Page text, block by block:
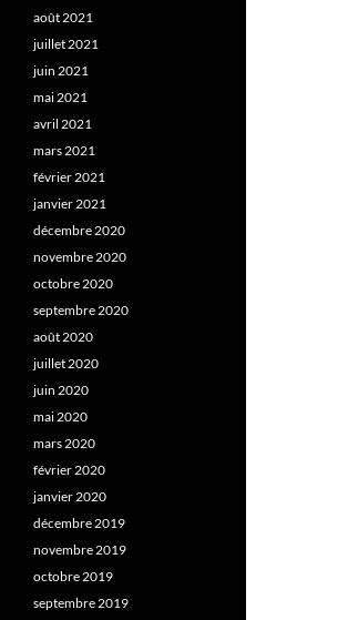
août 2021
juillet 2021
juin 2021
mai 2021
avril 2021
mars 2021
février 2021
janvier 2021
décembre 2020
novembre 2020
octobre 2020
septembre 2020
août 2020
juillet 2020
juin 2020
mai 2020
mars 2020
février 2020
janvier 2020
décembre 2019
novembre 2019
octobre 2019
septembre 2019